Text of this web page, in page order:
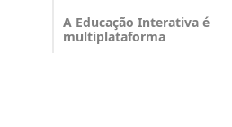
A Educação Interativa é
multiplataforma